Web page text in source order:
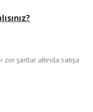
şartlar altında satışa